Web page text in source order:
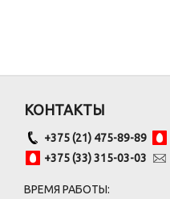
КОНТАКТЫ
+375 (21) 475-89-89
+375 (33) 315-03-03
ВРЕМЯ РАБОТЫ: